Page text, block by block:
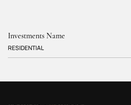
Investments Name
RESIDENTIAL